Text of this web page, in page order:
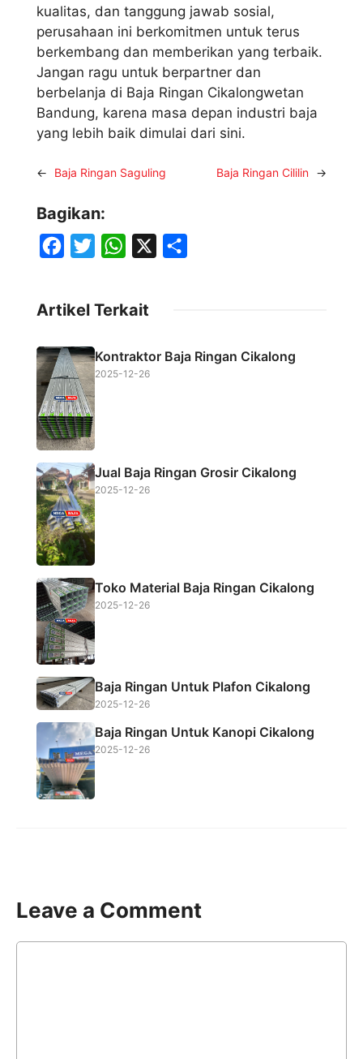
kualitas, dan tanggung jawab sosial,
perusahaan ini berkomitmen untuk terus
berkembang dan memberikan yang terbaik.
Jangan ragu untuk berpartner dan
berbelanja di Baja Ringan Cikalongwetan
Bandung, karena masa depan industri baja
yang lebih baik dimulai dari sini.
← Baja Ringan Saguling Baja Ringan Cililin →
Bagikan:
e
b
o
o
k
t
e
t
A
Artikel Terkait
Kontraktor Baja Ringan Cikalong
2025-12-26
Jual Baja Ringan Grosir Cikalong
2025-12-26
Toko Material Baja Ringan Cikalong
2025-12-26
Baja Ringan Untuk Plafon Cikalong
2025-12-26
Baja Ringan Untuk Kanopi Cikalong
2025-12-26
Leave a Comment
Comment